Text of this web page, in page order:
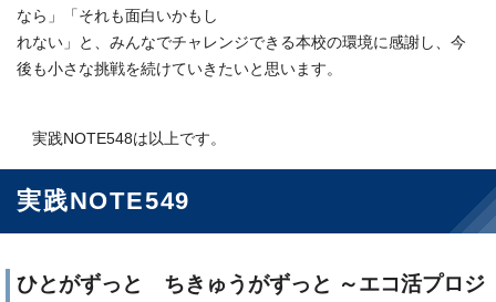
なら」「それも面白いかもし
れない」と、みんなでチャレンジできる本校の環境に感謝し、今
後も小さな挑戦を続けていきたいと思います。
実践NOTE548は以上です。
実践NOTE549
ひとがずっと ちきゅうがずっと ～エコ活プロジ